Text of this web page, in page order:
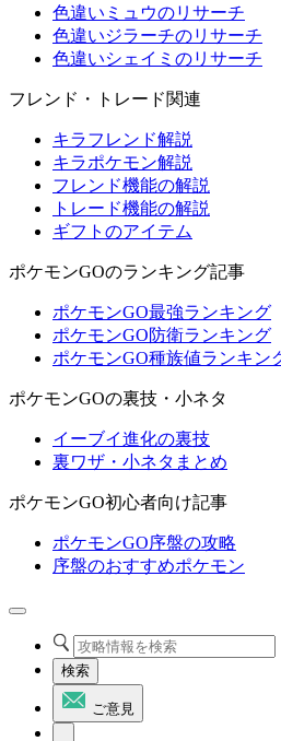
色違いミュウのリサーチ
色違いジラーチのリサーチ
色違いシェイミのリサーチ
フレンド・トレード関連
キラフレンド解説
キラポケモン解説
フレンド機能の解説
トレード機能の解説
ギフトのアイテム
ポケモンGOのランキング記事
ポケモンGO最強ランキング
ポケモンGO防衛ランキング
ポケモンGO種族値ランキン
ポケモンGOの裏技・小ネタ
イーブイ進化の裏技
裏ワザ・小ネタまとめ
ポケモンGO初心者向け記事
ポケモンGO序盤の攻略
序盤のおすすめポケモン
検索
ご意見